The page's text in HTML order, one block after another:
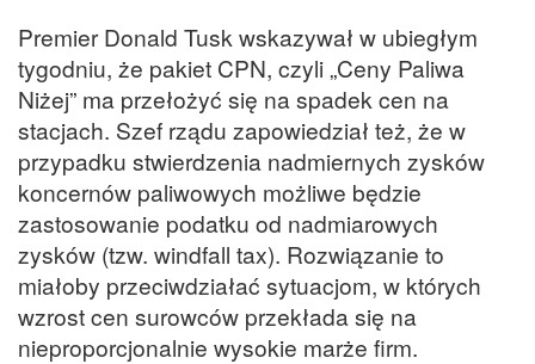
Premier Donald Tusk wskazywał w ubiegłym
tygodniu, że pakiet CPN, czyli „Ceny Paliwa
Niżej” ma przełożyć się na spadek cen na
stacjach. Szef rządu zapowiedział też, że w
przypadku stwierdzenia nadmiernych zysków
koncernów paliwowych możliwe będzie
zastosowanie podatku od nadmiarowych
zysków (tzw. windfall tax). Rozwiązanie to
miałoby przeciwdziałać sytuacjom, w których
wzrost cen surowców przekłada się na
nieproporcjonalnie wysokie marże firm.